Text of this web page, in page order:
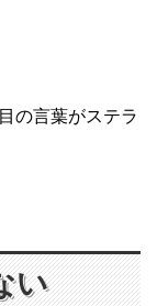
の言葉がステラ
い